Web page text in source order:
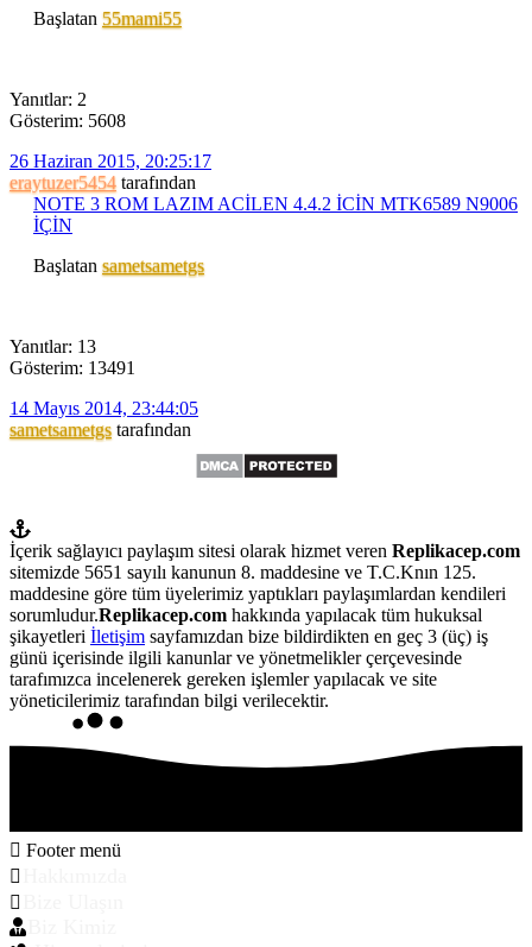
Başlatan 55mami55
Yanıtlar: 2
Gösterim: 5608
26 Haziran 2015, 20:25:17
eraytuzer5454tarafından
NOTE 3 ROM LAZIM ACİLEN 4.4.2 İCİN MTK6589 N9006
İÇİN
Başlatan sametsametgs
Yanıtlar: 13
Gösterim: 13491
14 Mayıs 2014, 23:44:05
sametsametgstarafından
İçerik sağlayıcı paylaşım sitesi olarak hizmet veren Replikacep.com
sitemizde 5651 sayılı kanunun 8. maddesine ve T.C.Knın 125.
maddesine göre tüm üyelerimiz yaptıkları paylaşımlardan kendileri
sorumludur.Replikacep.com hakkında yapılacak tüm hukuksal
şikayetleri İletişim sayfamızdan bize bildirdikten en geç 3 (üç) iş
günü içerisinde ilgili kanunlar ve yönetmelikler çerçevesinde
tarafımızca incelenerek gereken işlemler yapılacak ve site
yöneticilerimiz tarafından bilgi verilecektir.
Footer menü